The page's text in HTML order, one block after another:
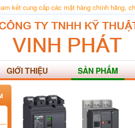
kết cung cấp các mặt hàng chính hãng,
GIỚI THIỆU SẢN PHẨM